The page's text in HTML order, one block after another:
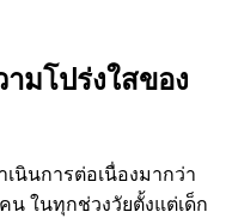
มโปร่งใสของ
เนินการต่อเนื่องมากว่า
น ในทุกช่วงวัยตั้งแต่เด็ก